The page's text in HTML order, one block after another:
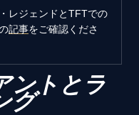
レジェンドとTFTでの
記事をご確認くださ
ントとラ
グ